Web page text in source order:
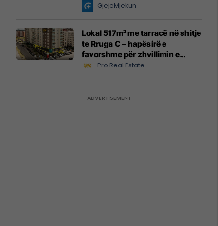
GjejeMjekun
Lokal 517m² me tarracë në shitje
te Rruga C – hapësirë e
favorshme për zhvillimin e
biznesit #15796
Pro Real Estate